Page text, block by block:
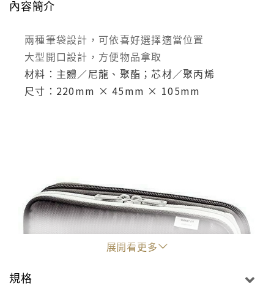
內容簡介
兩種筆袋設計，可依喜好選擇適當位置
大型開口設計，方便物品拿取
材料：主體／尼龍、聚酯；芯材／聚丙烯
尺寸：220mm × 45mm × 105mm
展開看更多
規格